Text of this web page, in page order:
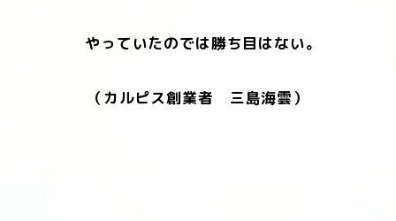
やっていたのでは勝ち目はない。
（カルピス創業者 三島海雲）